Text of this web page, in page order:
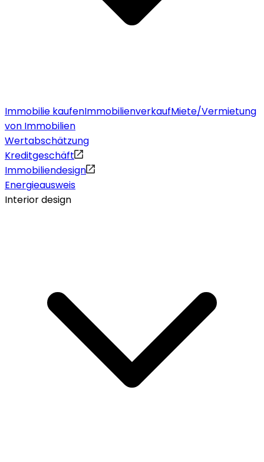
Immobilie kaufenImmobilienverkaufMiete/Vermietung
von Immobilien
Wertabschätzung
Kreditgeschäft
Immobiliendesign
Energieausweis
Interior design